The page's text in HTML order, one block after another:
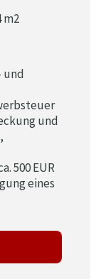
m2
und
und
500 EUR
eines